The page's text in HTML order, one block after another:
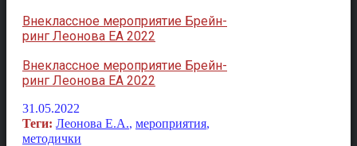
Внеклассное мероприятие Брейн-
ринг Леонова ЕА 2022
Внеклассное мероприятие Брейн-
ринг Леонова ЕА 2022
31.05.2022
Теги: Леонова Е.А., мероприятия,
методички